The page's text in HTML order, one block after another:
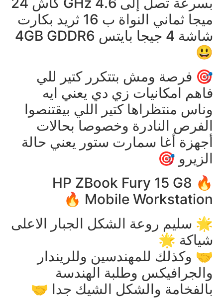
ميجا ثماني النواة ب 16 ثريد بكارت
شاشة 4 جيجا بايتس 4GB GDDR6
😃
🎯 فرصة ومش بتتكرر كتير للي
فاهم امكانيات زي دي يعني ايه
وناس منتظراها كتير اللي بيقتنصوا
الفرص النادرة وخصوصا بحالات
أجهزة أغا سمارت ستور يعني حالة
الزيرو 🎯
🔥 HP ZBook Fury 15 G8
Mobile Workstation 🔥
🌟 سليم روعة الشكل الجبار الاعلى
شياكة 🌟
🤝 وكذلك للمهندسين وللريندار
والجرافيكس وطلبة الهندسة
بالفخامة والشكل الشيك جدا 🤝